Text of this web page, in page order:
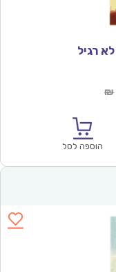
₪
הוספה לסל